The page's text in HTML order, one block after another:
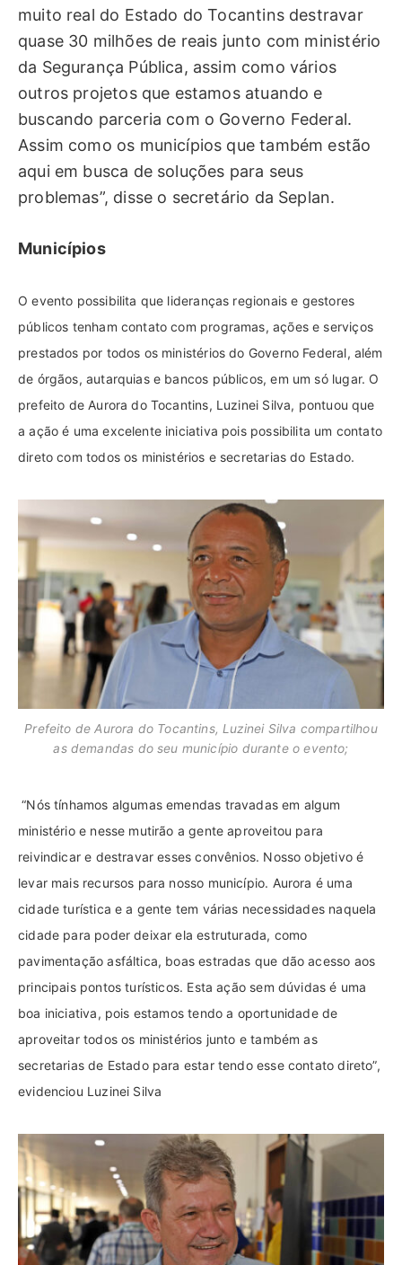
muito real do Estado do Tocantins destravar
quase 30 milhões de reais junto com ministério
da Segurança Pública, assim como vários
outros projetos que estamos atuando e
buscando parceria com o Governo Federal.
Assim como os municípios que também estão
aqui em busca de soluções para seus
problemas”, disse o secretário da Seplan.
Municípios
O evento possibilita que lideranças regionais e gestores
públicos tenham contato com programas, ações e serviços
prestados por todos os ministérios do Governo Federal, além
de órgãos, autarquias e bancos públicos, em um só lugar. O
prefeito de Aurora do Tocantins, Luzinei Silva, pontuou que
a ação é uma excelente iniciativa pois possibilita um contato
direto com todos os ministérios e secretarias do Estado.
Prefeito de Aurora do Tocantins, Luzinei Silva compartilhou
as demandas do seu município durante o evento;
“Nós tínhamos algumas emendas travadas em algum
ministério e nesse mutirão a gente aproveitou para
reivindicar e destravar esses convênios. Nosso objetivo é
levar mais recursos para nosso município. Aurora é uma
cidade turística e a gente tem várias necessidades naquela
cidade para poder deixar ela estruturada, como
pavimentação asfáltica, boas estradas que dão acesso aos
principais pontos turísticos. Esta ação sem dúvidas é uma
boa iniciativa, pois estamos tendo a oportunidade de
aproveitar todos os ministérios junto e também as
secretarias de Estado para estar tendo esse contato direto”,
evidenciou Luzinei Silva